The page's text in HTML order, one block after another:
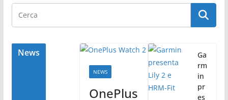
News
NEWS
OnePlus
Ga
rm
in
pr
es